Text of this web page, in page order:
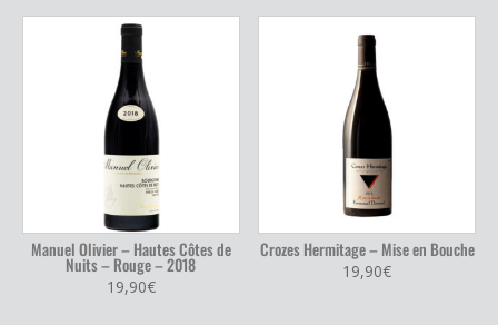
Manuel Olivier – Hautes Côtes de
Nuits – Rouge – 2018
19,90€
Crozes Hermitage – Mise en Bouche
19,90€